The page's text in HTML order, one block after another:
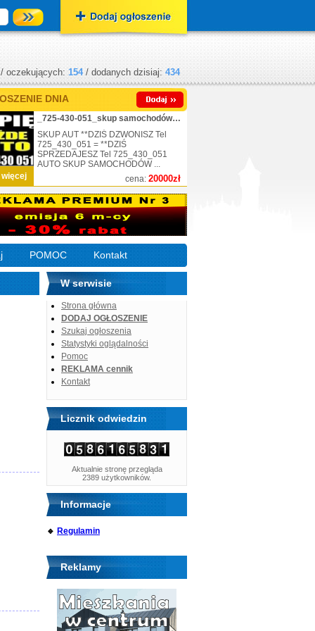
oczekujących: 154/ dodanych dzisiaj: 434
DNIA
więcej cena: 20000zł
_725-430-051_skup samochodów_nr.1
SKUP AUT **DZIŚ DZWONISZ Tel
725_430_051 = **DZIŚ
SPRZEDAJESZ Tel 725_430_051
AUTO SKUP SAMOCHODÓW ...
POMOC Kontakt
W serwisie
Strona główna
DODAJ OGŁOSZENIE
Szukaj ogłoszenia
Statystyki oglądalności
Pomoc
REKLAMA cennik
Kontakt
Licznik odwiedzin
Aktualnie stronę przegląda
2389 użytkowników.
Informacje
🔹 Regulamin
Reklamy